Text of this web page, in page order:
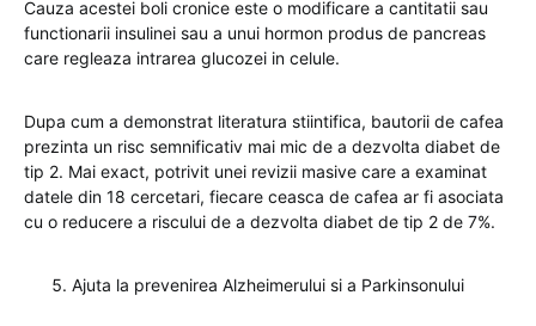
Cauza acestei boli cronice este o modificare a cantitatii sau
functionarii insulinei sau a unui hormon produs de pancreas
care regleaza intrarea glucozei in celule.
Dupa cum a demonstrat literatura stiintifica, bautorii de cafea
prezinta un risc semnificativ mai mic de a dezvolta diabet de
tip 2. Mai exact, potrivit unei revizii masive care a examinat
datele din 18 cercetari, fiecare ceasca de cafea ar fi asociata
cu o reducere a riscului de a dezvolta diabet de tip 2 de 7%.
Ajuta la prevenirea Alzheimerului si a Parkinsonului